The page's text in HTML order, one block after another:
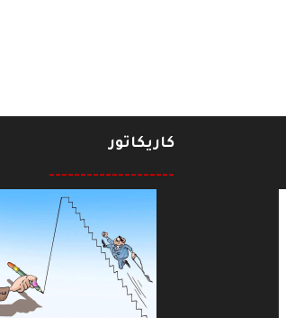
كاريكاتور
--------------------